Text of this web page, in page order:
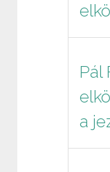
Pál
a